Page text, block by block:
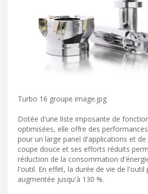
Turbo 16 groupe image.jpg
Dotée d'une liste imposante de
optimisées, elle offre des
pour un large panel d'applications et de
coupe douce et ses efforts réduits
réduction de la consommation
l'outil. En effet, la durée de vie de l'outil
augmentée jusqu'à 130 %.